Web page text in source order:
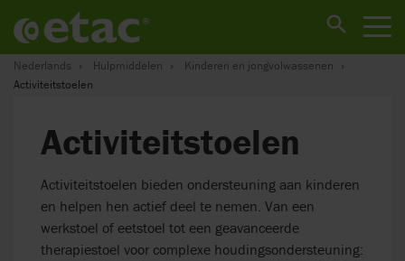
Nederlands Hulpmiddelen
Kinderen en jongvolwassenen
Activiteitstoelen
Activiteitstoelen
Activiteitstoelen bieden ondersteuning aan kinderen
en helpen hen actief deel te nemen. Van een
werkstoel of eetstoel tot een geavanceerde
therapiestoel voor complexe houdingsondersteuning: